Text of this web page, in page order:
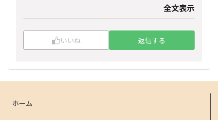
エラーのたびに
また打ち直してさ🤣
疲れましたよ😶‍🌫️
そこにスマーフさんが
あぁ、故障中なんだと分かりました🐭
スマーフさんの
全文表示
いいね 返信する
ホーム